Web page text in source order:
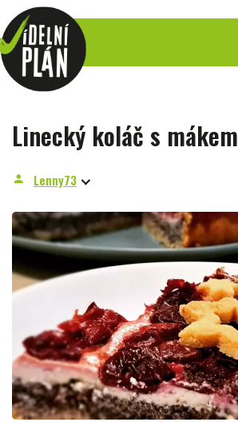
Linecký koláč s mákem
person Lenny73